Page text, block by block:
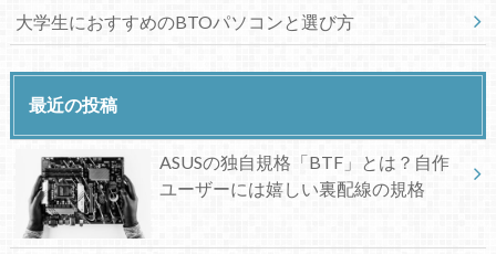
大学生におすすめのBTOパソコンと選び方
最近の投稿
ASUSの独自規格「BTF」とは？自作
ユーザーには嬉しい裏配線の規格